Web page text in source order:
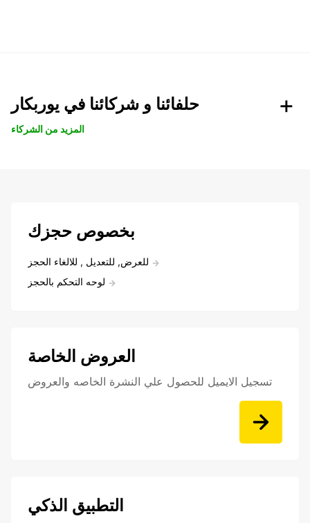
حلفائنا و شركائنا في يوربكار
المزيد من الشركاء
بخصوص حجزك
للعرض, للتعديل , للالغاء الحجز
لوحه التحكم بالحجز
العروض الخاصة
تسجيل الايميل للحصول علي النشرة الخاصه والعروض
التطبيق الذكي